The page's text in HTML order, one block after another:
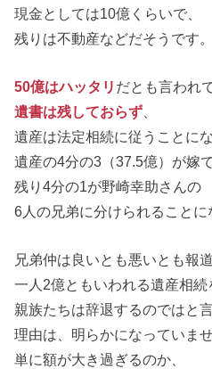
現金としては10億くらいで、
残りは不動産などだそうです。
50億はハッタリ だとも言われ
遺書は残しておらず
遺産は法定相続に従うことに
遺産の4分の3（37.5億）が嫁
残り4分の1が野崎幸助さんの
6人の兄弟に分けられることに
兄弟仲は良いとも悪いとも報
一人2億ともいわれる遺産相続
親族たちは辞退するのではと
理由は、明らかになっていませ
単に額が大き過ぎるのか、